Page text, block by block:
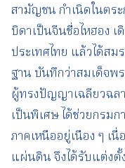
สามัญชน กำเนิดในตร
บิดาเป็นจีนชื่อไหฮอง
ประเทศไทย แล้วได้ส
ฐาน บันทึกว่าสมเด็จพ
ผู้ทรงปัญญาเฉลียวฉล
เป็นพิเศษ ได้ช่วยกรมก
ภาคเหนืออยู่เนือง ๆ เ
แผ่นดิน จึงได้รับแต่งตั้